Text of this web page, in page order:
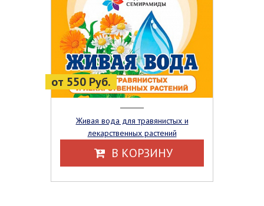
от 550 Руб.
Живая вода для травянистых и
лекарственных растений
В КОРЗИНУ